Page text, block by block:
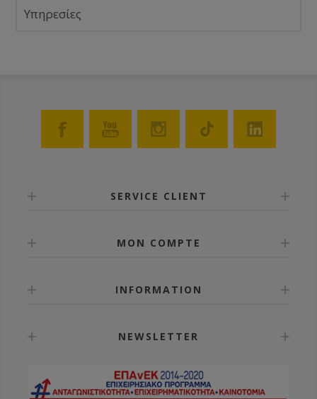
Υπηρεσίες
SERVICE CLIENT
MON COMPTE
INFORMATION
NEWSLETTER